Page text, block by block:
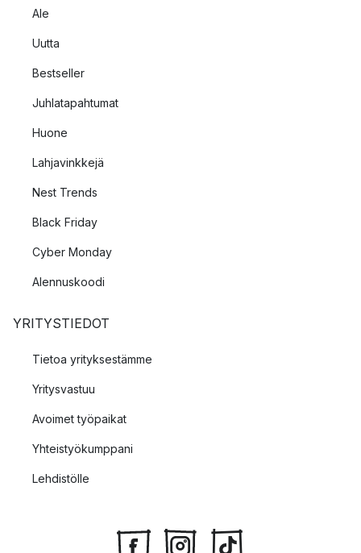
Ale
Uutta
Bestseller
Juhlatapahtumat
Huone
Lahjavinkkejä
Nest Trends
Black Friday
Cyber Monday
Alennuskoodi
YRITYSTIEDOT
Tietoa yrityksestämme
Yritysvastuu
Avoimet työpaikat
Yhteistyökumppani
Lehdistölle